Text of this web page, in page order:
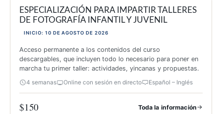
ESPECIALIZACIÓN PARA IMPARTIR TALLERES
DE FOTOGRAFÍA INFANTIL Y JUVENIL
INICIO: 10 DE AGOSTO DE 2026
Acceso permanente a los contenidos del curso
descargables, que incluyen todo lo necesario para poner en
marcha tu primer taller: actividades, yincanas y propuestas.
4 semanas Online con sesión en directo Español – Inglés
$150 Toda la información→